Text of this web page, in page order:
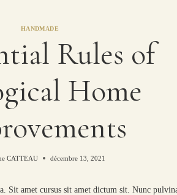
HANDMADE
Rules of
Home
CATTEAU décembre 13, 2021
Sit amet cursus sit amet dictum sit. Nunc